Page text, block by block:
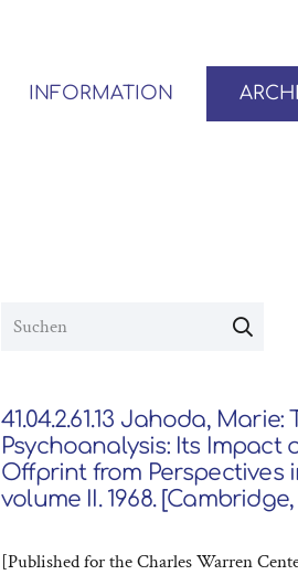
INFORMATION
41.04.2.61.13 Jahoda,
Psychoanalysis: Its Impact
Offprint from Perspectives
volume II. 1968.
[Published for the Charles Warren